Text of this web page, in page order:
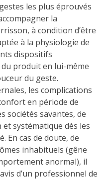
les plus éprouvés
la
à condition d’être
à la physiologie de
dispositifs
produit en lui-même
du geste.
les complications
en période de
sociétés savantes, de
systématique dès les
En cas de doute, de
inhabituels (gêne
anormal), il
d’un professionnel de